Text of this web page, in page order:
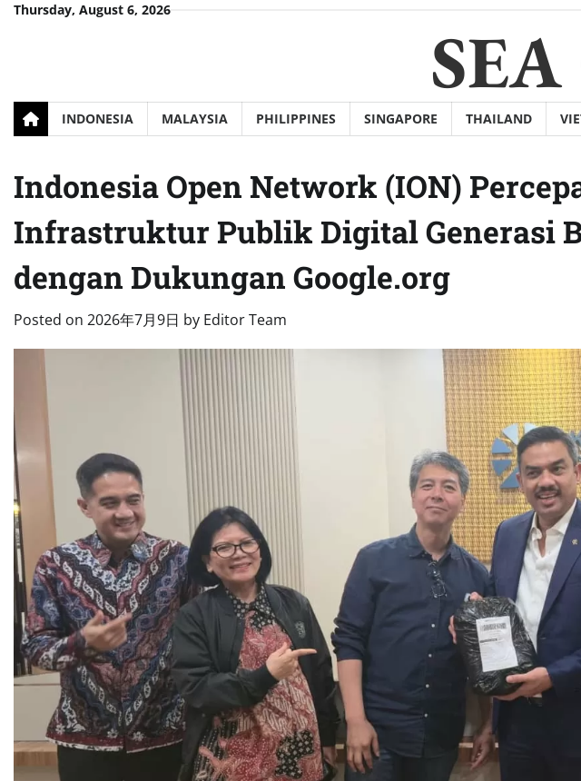
SkipThursday, August 6, 2026
INDONESIA MALAYSIA PHILIPPINES SINGAPORE THAILAND
Indonesia Open Network (ION)
Infrastruktur Publik Digital Generasi
dengan Dukungan Google.org
Posted on 2026年7月9日 by Editor Team